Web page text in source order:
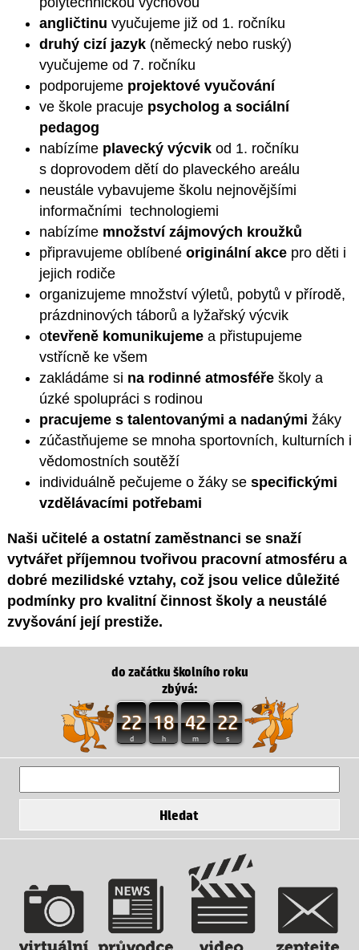
angličtinu vyučujeme již od 1. ročníku
druhý cizí jazyk(německý nebo ruský)
vyučujeme od 7. ročníku
podporujeme projektové vyučování
ve škole pracujepsycholog a sociální
pedagog
nabízíme plavecký výcvikod 1. ročníku
s doprovodem dětí do plaveckého areálu
neustále vybavujeme školu nejnovějšími
informačními technologiemi
nabízíme množství zájmových kroužků
připravujeme oblíbenéoriginální akcepro děti i
jejich rodiče
organizujeme množství výletů, pobytů v přírodě,
prázdninových táborů a lyžařský výcvik
otevřeně komunikujemea přistupujeme
vstřícně ke všem
zakládáme si na rodinné atmosféřeškoly a
úzké spolupráci s rodinou
pracujeme s talentovanými a nadanými žáky
zúčastňujeme se mnoha sportovních, kulturních i
vědomostních soutěží
individuálně pečujeme o žáky se specifickými
vzdělávacími potřebami
Naši učitelé a ostatní zaměstnanci se snaží
vytvářet příjemnou tvořivou pracovní atmosféru a
dobré mezilidské vztahy, což jsou velice důležité
podmínky pro kvalitní činnost školy a neustálé
zvyšování její prestiže.
do začátku školního roku
zbývá:
22
d
18
h
42
m
22
s